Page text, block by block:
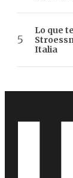
Lo que
Italia